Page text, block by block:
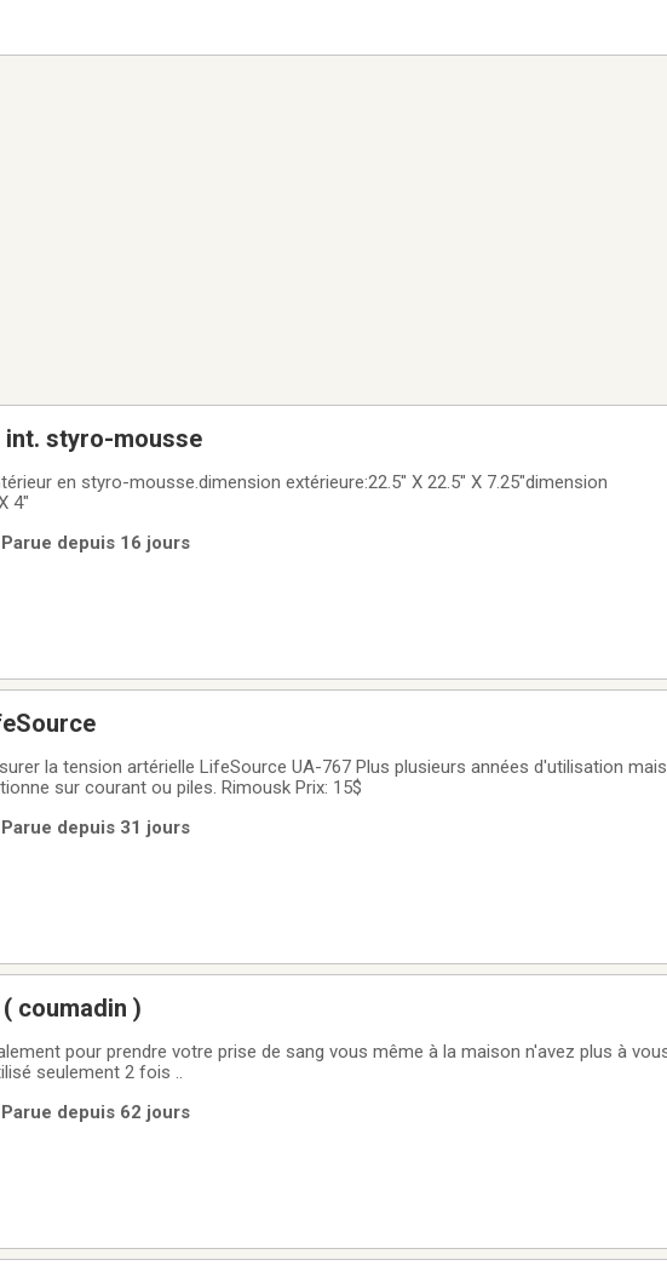
styro-mousse
en styro-mousse.dimension extérieure:22.5" X 22.5" X 7.25"dimension
4"
depuis 16 jours
la tension artérielle LifeSource UA-767 Plus plusieurs années d'utilisation mais
sur courant ou piles. Rimousk Prix: 15$
depuis 31 jours
coumadin )
pour prendre votre prise de sang vous même à la maison n'avez plus à vous
seulement 2 fois ..
depuis 62 jours